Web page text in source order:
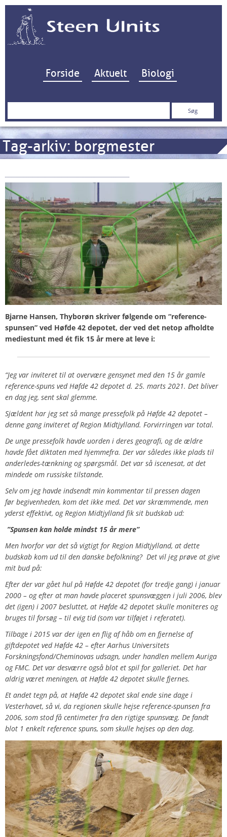
Hop til indhold
Forside Aktuelt Biologi
Søg
Tag-arkiv: borgmester
Bjarne Hansen, Thyborøn skriver følgende om “reference-
spunsen” ved Høfde 42 depotet, der ved det netop afholdte
mediestunt med ét fik 15 år mere at leve i:
“Jeg var inviteret til at overvære gensynet med den 15 år gamle
reference-spuns ved Høfde 42 depotet d. 25. marts 2021. Det bliver
en dag jeg, sent skal glemme.
Sjældent har jeg set så mange pressefolk på Høfde 42 depotet –
denne gang inviteret af Region Midtjylland. Forvirringen var total.
De unge pressefolk havde uorden i deres geografi, og de ældre
havde fået diktaten med hjemmefra. Der var således ikke plads til
anderledes-tænkning og spørgsmål. Det var så iscenesat, at det
mindede om russiske tilstande.
Selv om jeg havde indsendt min kommentar til pressen dagen
før begivenheden, kom det ikke med. Det var skræmmende, men
yderst effektivt, og Region Midtjylland fik sit budskab ud:
”Spunsen kan holde mindst 15 år mere”
Men hvorfor var det så vigtigt for Region Midtjylland, at dette
budskab kom ud til den danske befolkning? Det vil jeg prøve at give
mit bud på:
Efter der var gået hul på Høfde 42 depotet (for tredje gang) i januar
2000 – og efter at man havde placeret spunsvæggen i juli 2006, blev
det (igen) i 2007 besluttet, at Høfde 42 depotet skulle moniteres og
bruges til forsøg – til evig tid (som var tilføjet i referatet).
Tilbage i 2015 var der igen en flig af håb om en fjernelse af
giftdepotet ved Høfde 42 – efter Aarhus Universitets
Forskningsfond/Cheminovas udsagn, under handlen mellem Auriga
og FMC. Det var desværre også blot et spil for galleriet. Det har
aldrig været meningen, at Høfde 42 depotet skulle fjernes.
Et andet tegn på, at Høfde 42 depotet skal ende sine dage i
Vesterhavet, så vi, da regionen skulle hejse reference-spunsen fra
2006, som stod få centimeter fra den rigtige spunsvæg. De fandt
blot 1 enkelt reference spuns, som skulle hejses op den dag.